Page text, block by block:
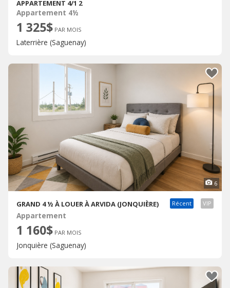
APPARTEMENT 4/1 2
Appartement 4½
1 325$ PAR MOIS
Laterrière (Saguenay)
6
GRAND 4 ½ À LOUER À ARVIDA (JONQUIÈRE) Récent VIP
Appartement
1 160$ PAR MOIS
Jonquière (Saguenay)